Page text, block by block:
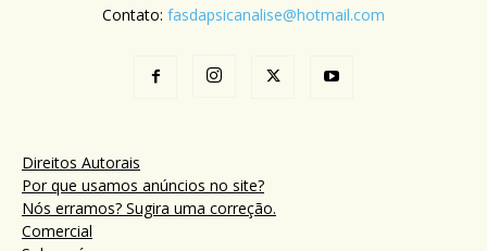
Contato: fasdapsicanalise@hotmail.com
Direitos Autorais
Por que usamos anúncios no site?
Nós erramos? Sugira uma correção.
Comercial